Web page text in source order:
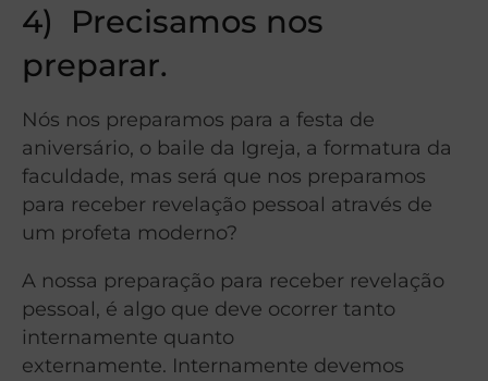
4)
Precisamos nos
preparar.
Nós nos preparamos para a festa de
aniversário, o baile da Igreja, a formatura da
faculdade, mas será que nos preparamos
para receber revelação pessoal através de
um profeta moderno?
A nossa preparação para receber revelação
pessoal, é algo que deve ocorrer tanto
internamente quanto
externamente. Internamente devemos